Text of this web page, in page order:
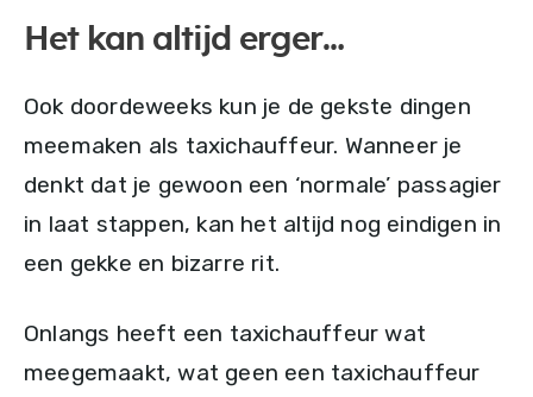
Het kan altijd erger…
Ook doordeweeks kun je de gekste dingen
meemaken als taxichauffeur. Wanneer je
denkt dat je gewoon een ‘normale’ passagier
in laat stappen, kan het altijd nog eindigen in
een gekke en bizarre rit.
Onlangs heeft een taxichauffeur wat
meegemaakt, wat geen een taxichauffeur